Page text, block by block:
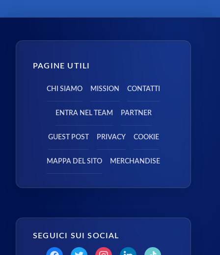
PAGINE UTILI
CHI SIAMO MISSION CONTATTI
ENTRA NEL TEAM PARTNER
GUEST POST PRIVACY COOKIE
MAPPA DEL SITO MERCHANDISE
SEGUICI SUI SOCIAL